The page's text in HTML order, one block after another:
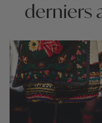
derniers